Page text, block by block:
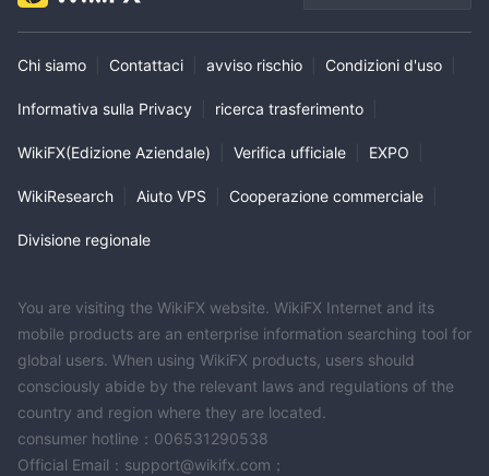
Chi siamo Contattaci avviso rischio Condizioni d'uso
Informativa sulla Privacy ricerca trasferimento
WikiFX(Edizione Aziendale) Verifica ufficiale EXPO
WikiResearch Aiuto VPS Cooperazione commerciale
Divisione regionale
You are visiting the WikiFX website. WikiFX Internet and its
mobile products are an enterprise information searching tool for
global users. When using WikiFX products, users should
consciously abide by the relevant laws and regulations of the
country and region where they are located.
consumer hotline：006531290538
Official Email：support@wikifx.com；